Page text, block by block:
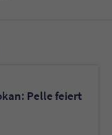
Pelle feiert